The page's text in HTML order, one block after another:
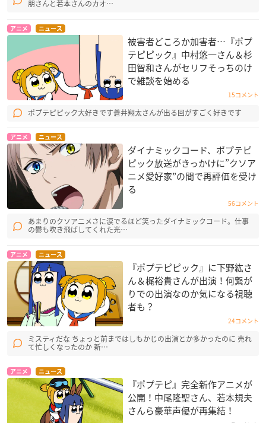
朋さんと若本さんのカオ…
アニメ ニュース
被害者どころか加害者…『ポプ
テピピック』中村悠一さん＆杉
田智和さんがセリフそっちのけ
で雑談を始める
15コメント
ポプテピピック大好きです蒼井翔太さんが出る回がすごく好きです
アニメ ニュース
ダイナミックコード、ポプテピ
ピック放送がきっかけに”クソア
ニメ愛好家”の間で再評価を受け
る
56コメント
あまりのクソアニメさに涙でるほど笑ったダイナミックコード。仕事
の鬱も吹き飛ばしてくれた光…
アニメ ニュース
『ポプテピピック』に下野紘さ
ん＆梶裕貴さんが出演！何繋が
りでの出演なのか気になる視聴
者も？
24コメント
ミスティだな ちょっと前まではしもかじの出演とか多かったのに 売れ
て忙しくなったのか 新…
アニメ ニュース
『ポプテピ』完全新作アニメが
公開！中尾隆聖さん、若本規夫
さんら豪華声優が再集結！